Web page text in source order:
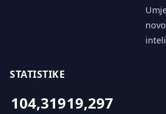
STATISTIKE
104,31919,297